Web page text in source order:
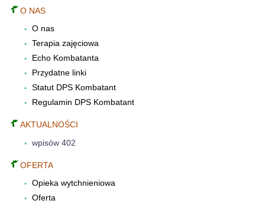
O NAS
O nas
Terapia zajęciowa
Echo Kombatanta
Przydatne linki
Statut DPS Kombatant
Regulamin DPS Kombatant
AKTUALNOŚCI
wpisów 402
OFERTA
Opieka wytchnieniowa
Oferta